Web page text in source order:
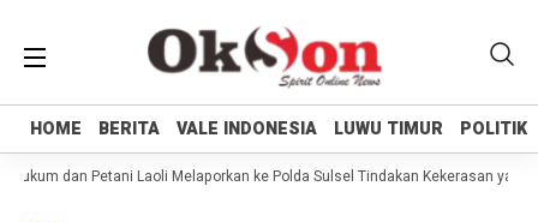
HOME BERITA VALE INDONESIA LUWU TIMUR POLITIK
HOME BERITA VALE INDONESIA LUWU TIMUR POLITIK
dan Petani Laoli Melaporkan ke Polda Sulsel Tindakan Kekerasan yang